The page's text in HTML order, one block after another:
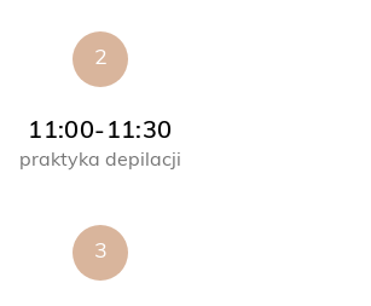
2
11:00-11:30
praktyka depilacji
3